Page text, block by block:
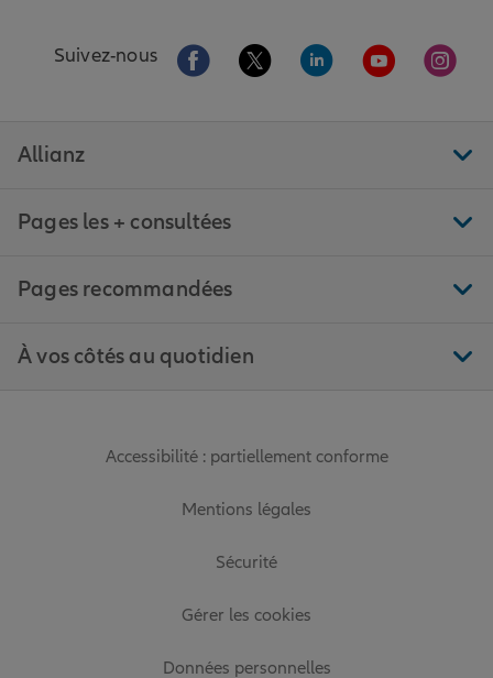
Suivez-nous Aller sur la page Facebook de Allianz
Aller sur la page Twitter de
Aller sur la page
Aller sur la
Aller
Allianz
Pages les + consultées
Pages recommandées
À vos côtés au quotidien
Accessibilité : partiellement conforme
Mentions légales
Sécurité
Gérer les cookies
Données personnelles